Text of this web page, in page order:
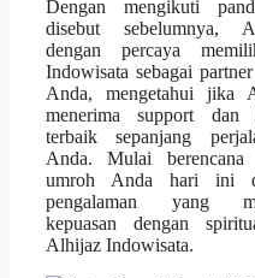
Dengan mengikuti
disebut sebelumnya,
dengan percaya
Indowisata sebagai
Anda, mengetahui jika
menerima support dan
terbaik sepanjang
Anda. Mulai berencana
umroh Anda hari ini
pengalaman yang
kepuasan dengan
Alhijaz Indowisata.